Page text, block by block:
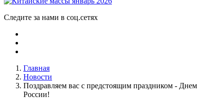
Следите за нами в соц.сетях
Главная
Новости
Поздравляем вас с предстоящим праздником - Днем
России!